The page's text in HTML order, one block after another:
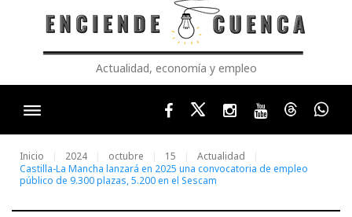
Actualidad, economía y empleo
FacebookTwitterInstagram
YoutubeThreads
Inicio 2024 octubre 15
Actualidad
Castilla-La Mancha lanzará en 2025 una convocatoria de empleo
público de 9.300 plazas, 5.200 en el Sescam